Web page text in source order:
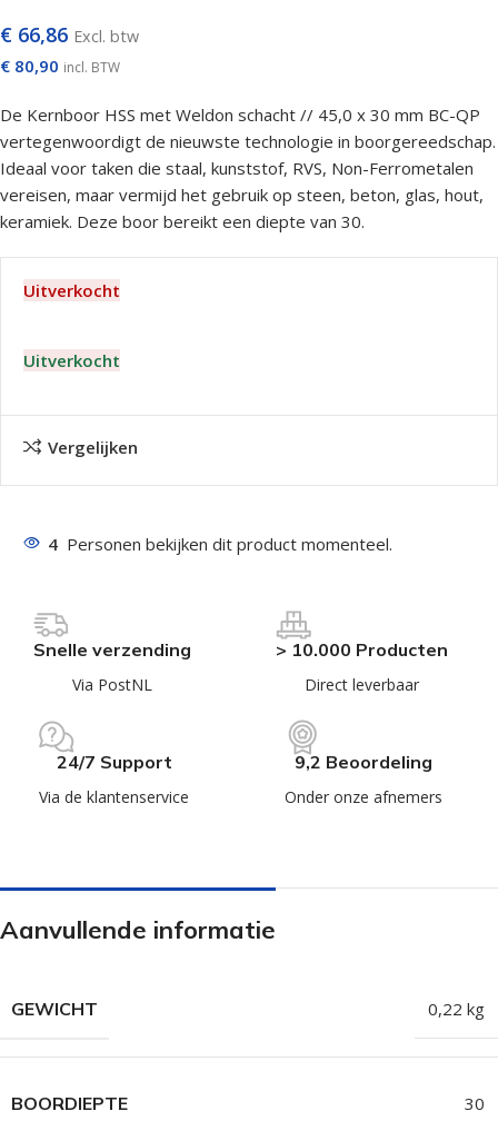
€ 66,86 Excl. btw
€ 80,90 incl. BTW
De Kernboor HSS met Weldon schacht // 45,0 x 30 mm BC-QP
vertegenwoordigt de nieuwste technologie in boorgereedschap.
Ideaal voor taken die staal, kunststof, RVS, Non-Ferrometalen
vereisen, maar vermijd het gebruik op steen, beton, glas, hout,
keramiek. Deze boor bereikt een diepte van 30.
Uitverkocht
Uitverkocht
Vergelijken
4 Personen bekijken dit product momenteel.
Snelle verzending
Via PostNL
> 10.000 Producten
Direct leverbaar
24/7 Support
Via de klantenservice
9,2 Beoordeling
Onder onze afnemers
Aanvullende informatie
GEWICHT 0,22 kg
BOORDIEPTE 30